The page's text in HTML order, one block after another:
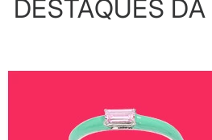
DESTAQUES